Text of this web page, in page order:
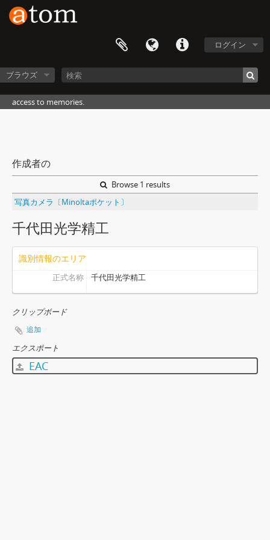
ログイン
ブラウズ
access to memories.
作成者の
Browse 1 results
写真カメラ〔Minoltaポケット〕
千代田光学精工
識別情報のエリア
正式名称 千代田光学精工
クリップボード
追加
エクスポート
EAC